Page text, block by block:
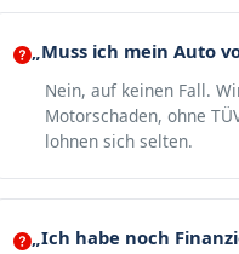
„Muss ich mein Auto
Nein, auf keinen Fall.
Motorschaden, ohne
lohnen sich selten.
„Ich habe noch